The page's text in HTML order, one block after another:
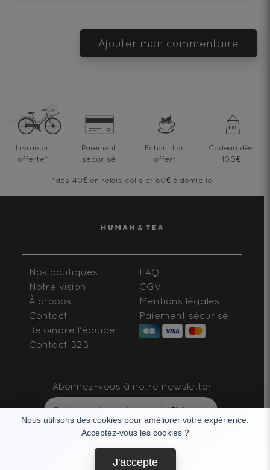
Ajouter mon commentaire
Nous utilisons des cookies pour améliorer votre expérience.
Acceptez-vous les cookies ?
J'accepte
Livraison
offerte*
Paiement
sécurisé
Échantillon
offert
Cadeau dès
100€
*dès 40€ en relais colis et 60€ à domicile
Nos boutiques
Notre vision
À propos
Contact
Rejoindre l'équipe
Contact B2B
FAQ
CGV
Mentions légales
Paiement sécurisé
Abonnez-vous à notre newsletter
S'abonner